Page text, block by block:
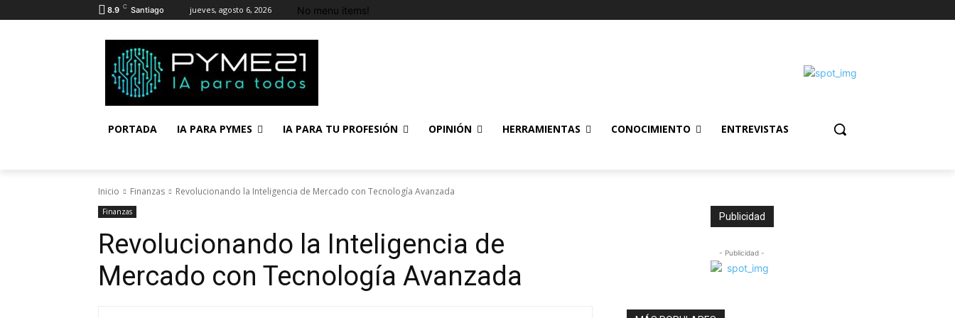
8.9 C Santiago jueves, agosto 6, 2026 No menu items!
PORTADA IA PARA PYMES IA PARA TU PROFESIÓN OPINIÓN HERRAMIENTAS CONOCIMIENTO ENTREVISTAS
Inicio Finanzas Revolucionando la Inteligencia de Mercado con Tecnología Avanzada
Finanzas
Revolucionando la Inteligencia de
Mercado con Tecnología Avanzada
Publicidad
- Publicidad -